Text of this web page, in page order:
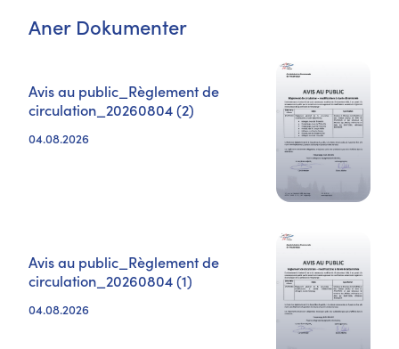
Aner Dokumenter
Avis au public_Règlement de
circulation_20260804 (2)
04.08.2026
Avis au public_Règlement de
circulation_20260804 (1)
04.08.2026